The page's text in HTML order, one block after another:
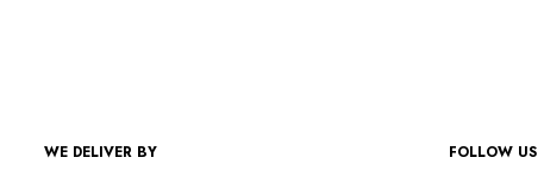
WE DELIVER BY FOLLOW US